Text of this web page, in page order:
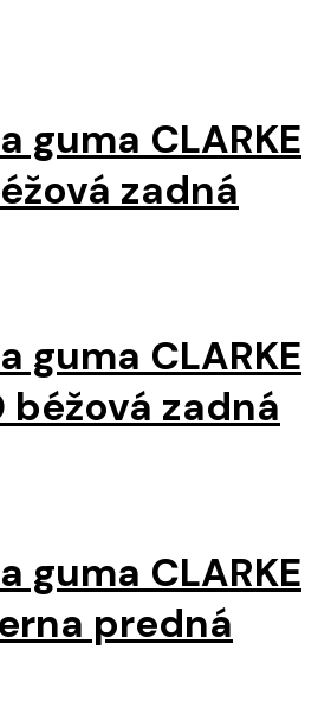
guma CLARKE
zadná
guma CLARKE
béžová zadná
guma CLARKE
predná